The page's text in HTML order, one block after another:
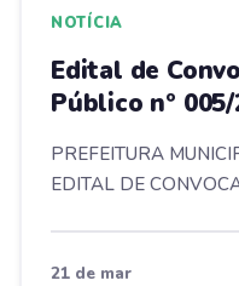
NOTÍCIA
Edital de
Público nº
PREFEITURA
EDITAL DE
21 de mar